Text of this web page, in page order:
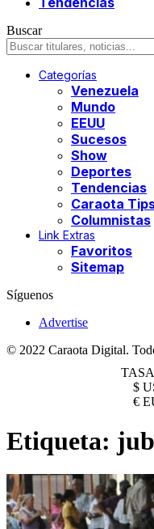
Buscar
Categorías
Venezuela
Mundo
EEUU
Sucesos
Show
Deportes
Tendencias
Caraota
Columnistas
Link Extras
Favoritos
Sitemap
Síguenos
Advertise
© 2022 Caraota Digital.
$
€
Etiqueta: